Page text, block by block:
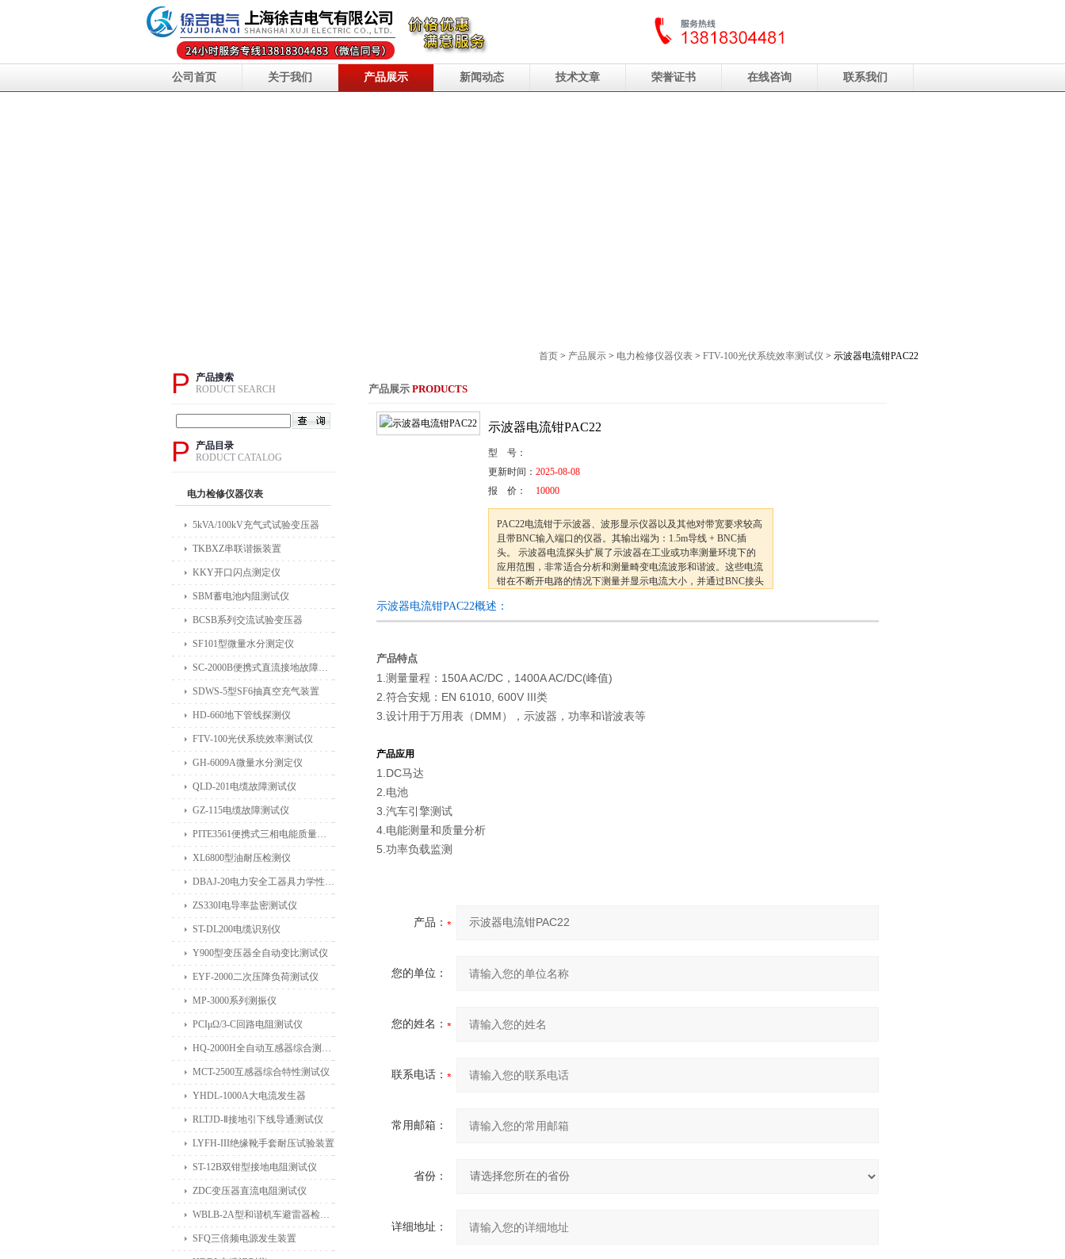
公司首页 关于我们 产品展示 新闻动态 技术文章 荣誉证书 在线咨询 联系我们
首页 > 产品展示 > 电力检修仪器仪表 > FTV-100光伏系统效率测试仪 > 示波器电流钳PAC22
产品展示 PRODUCTS
示波器电流钳PAC22
型 号：
更新时间： 2025-08-08
报 价：
10000
PAC22电流钳于示波器、波形显示仪器以及其他对带宽要求较高
且带BNC输入端口的仪器。其输出端为：1.5m导线 + BNC插
头。 示波器电流探头扩展了示波器在工业或功率测量环境下的
应用范围，非常适合分析和测量畸变电流波形和谐波。这些电流
钳在不断开电路的情况下测量并显示电流大小，并通过BNC接头
示波器电流钳PAC22概述：
产品特点
1.测量量程：150A AC/DC，1400A AC/DC(峰值)
2.符合安规：EN 61010, 600V III类
3.设计用于万用表（DMM），示波器，功率和谐波表等
产品应用
1.DC马达
2.电池
3.汽车引擎测试
4.电能测量和质量分析
5.功率负载监测
产品：
您的单位：
您的姓名：
联系电话：
常用邮箱：
省份：
详细地址：
P
产品搜索
RODUCT SEARCH
P
产品目录
RODUCT CATALOG
电力检修仪器仪表
5kVA/100kV充气式试验变压器
TKBXZ串联谐振装置
KKY开口闪点测定仪
SBM蓄电池内阻测试仪
BCSB系列交流试验变压器
SF101型微量水分测定仪
SC-2000B便携式直流接地故障检测仪
SDWS-5型SF6抽真空充气装置
HD-660地下管线探测仪
FTV-100光伏系统效率测试仪
GH-6009A微量水分测定仪
QLD-201电缆故障测试仪
GZ-115电缆故障测试仪
PITE3561便携式三相电能质量分析仪
XL6800型油耐压检测仪
DBAJ-20电力安全工器具力学性能试验机
ZS330I电导率盐密测试仪
ST-DL200电缆识别仪
Y900型变压器全自动变比测试仪
EYF-2000二次压降负荷测试仪
MP-3000系列测振仪
PCIμΩ/3-C回路电阻测试仪
HQ-2000H全自动互感器综合测试仪
MCT-2500互感器综合特性测试仪
YHDL-1000A大电流发生器
RLTJD-Ⅱ接地引下线导通测试仪
LYFH-III绝缘靴手套耐压试验装置
ST-12B双钳型接地电阻测试仪
ZDC变压器直流电阻测试仪
WBLB-2A型和谐机车避雷器检测仪
SFQ三倍频电源发生装置